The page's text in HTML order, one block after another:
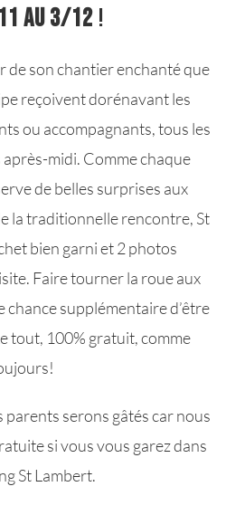
au 3/12!
de son chantier enchanté que
reçoivent dorénavant les
ou accompagnants, tous les
midi. Comme chaque
de belles surprises aux
la traditionnelle rencontre, St
bien garni et 2 photos
Faire tourner la roue aux
chance supplémentaire d’être
tout, 100% gratuit, comme
parents serons gâtés car nous
si vous vous garez dans
St Lambert.